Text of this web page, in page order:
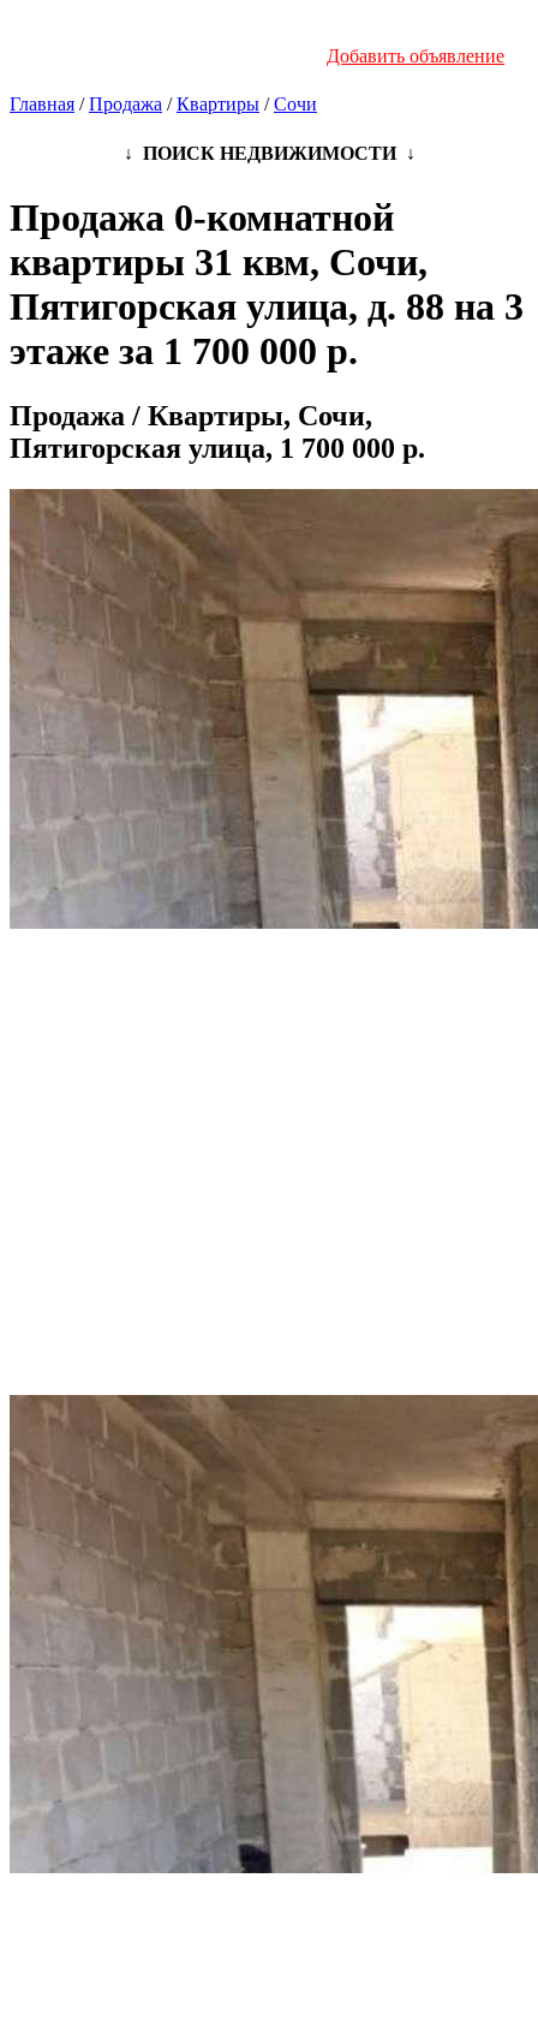
Добавить объявление
Главная /Продажа /Квартиры /Сочи
↓ ПОИСК НЕДВИЖИМОСТИ ↓
Продажа 0-комнатной
квартиры 31 квм, Сочи,
Пятигорская улица, д. 88 на 3
этаже за 1 700 000 р.
Продажа / Квартиры, Сочи,
Пятигорская улица, 1 700 000 р.